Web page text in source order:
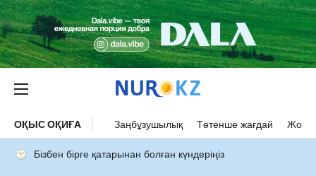
ОҚЫС ОҚИҒА Заңбұзушылық Төтенше жағдай Жол
Бізбен бірге қатарынан болған күндеріңіз